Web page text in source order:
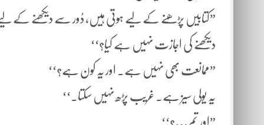
”کتابیں پڑھنے کے لیے ہوتی ہیں، دُور سے دیکھنے کے
دیکھنے کی اجازت نہیں ہے کیا؟‘‘
”ممانعت بھی نہیں ہے. اور یہ کون ہے؟‘‘
یہ یولی سیز ہے. غریب پڑھ نہیں سکتا.‘‘
”اور تم…؟‘‘